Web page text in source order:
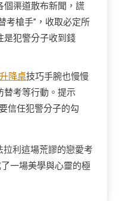
個渠道散布新聞，謊
考槍手”，收取必定所
是犯警分子收到錢
降桌技巧手腕也慢慢
替考等行動。提示
信任犯警分子的勾
拉利 這場荒謬的戀愛考
一場美學與心靈的極